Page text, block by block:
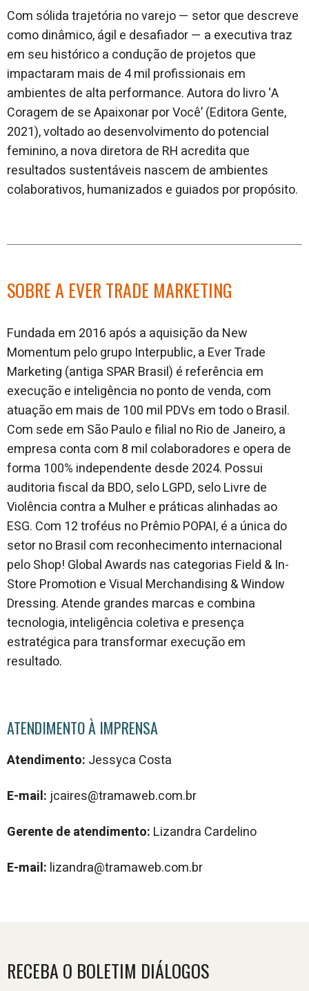
Com sólida trajetória no varejo — setor que descreve
como dinâmico, ágil e desafiador — a executiva traz
em seu histórico a condução de projetos que
impactaram mais de 4 mil profissionais em
ambientes de alta performance. Autora do livro ‘A
Coragem de se Apaixonar por Você’ (Editora Gente,
2021), voltado ao desenvolvimento do potencial
feminino, a nova diretora de RH acredita que
resultados sustentáveis nascem de ambientes
colaborativos, humanizados e guiados por propósito.
SOBRE A EVER TRADE MARKETING
Fundada em 2016 após a aquisição da New
Momentum pelo grupo Interpublic, a Ever Trade
Marketing (antiga SPAR Brasil) é referência em
execução e inteligência no ponto de venda, com
atuação em mais de 100 mil PDVs em todo o Brasil.
Com sede em São Paulo e filial no Rio de Janeiro, a
empresa conta com 8 mil colaboradores e opera de
forma 100% independente desde 2024. Possui
auditoria fiscal da BDO, selo LGPD, selo Livre de
Violência contra a Mulher e práticas alinhadas ao
ESG. Com 12 troféus no Prêmio POPAI, é a única do
setor no Brasil com reconhecimento internacional
pelo Shop! Global Awards nas categorias Field & In-
Store Promotion e Visual Merchandising & Window
Dressing. Atende grandes marcas e combina
tecnologia, inteligência coletiva e presença
estratégica para transformar execução em
resultado.
ATENDIMENTO À IMPRENSA
Atendimento: Jessyca Costa
E-mail: jcaires@tramaweb.com.br
Gerente de atendimento: Lizandra Cardelino
E-mail: lizandra@tramaweb.com.br
RECEBA O BOLETIM DIÁLOGOS